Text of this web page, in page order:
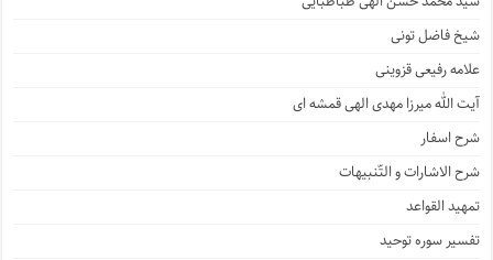
شیخ فاضل تونی
علامه رفیعی قزوینی
آیت الله میرزا مهدی الهی قمشه ای
شرح اسفار
شرح الاشارات و التّنبیهات
تمهید القواعد
تفسیر سوره توحید